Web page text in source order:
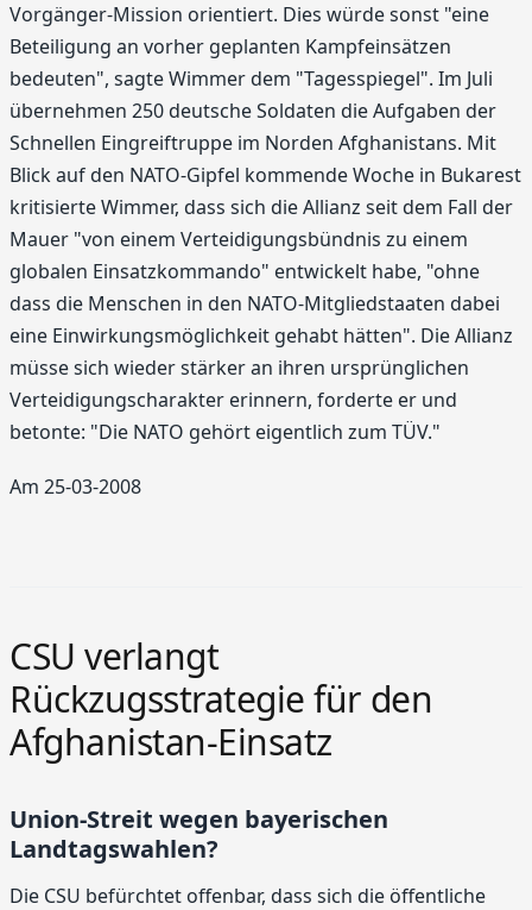
Vorgänger-Mission orientiert. Dies würde sonst "eine
Beteiligung an vorher geplanten Kampfeinsätzen
bedeuten", sagte Wimmer dem "Tagesspiegel". Im Juli
übernehmen 250 deutsche Soldaten die Aufgaben der
Schnellen Eingreiftruppe im Norden Afghanistans. Mit
Blick auf den NATO-Gipfel kommende Woche in Bukarest
kritisierte Wimmer, dass sich die Allianz seit dem Fall der
Mauer "von einem Verteidigungsbündnis zu einem
globalen Einsatzkommando" entwickelt habe, "ohne
dass die Menschen in den NATO-Mitgliedstaaten dabei
eine Einwirkungsmöglichkeit gehabt hätten". Die Allianz
müsse sich wieder stärker an ihren ursprünglichen
Verteidigungscharakter erinnern, forderte er und
betonte: "Die NATO gehört eigentlich zum TÜV."
Am 25-03-2008
CSU verlangt
Rückzugsstrategie für den
Afghanistan-Einsatz
Union-Streit wegen bayerischen
Landtagswahlen?
Die CSU befürchtet offenbar, dass sich die öffentliche